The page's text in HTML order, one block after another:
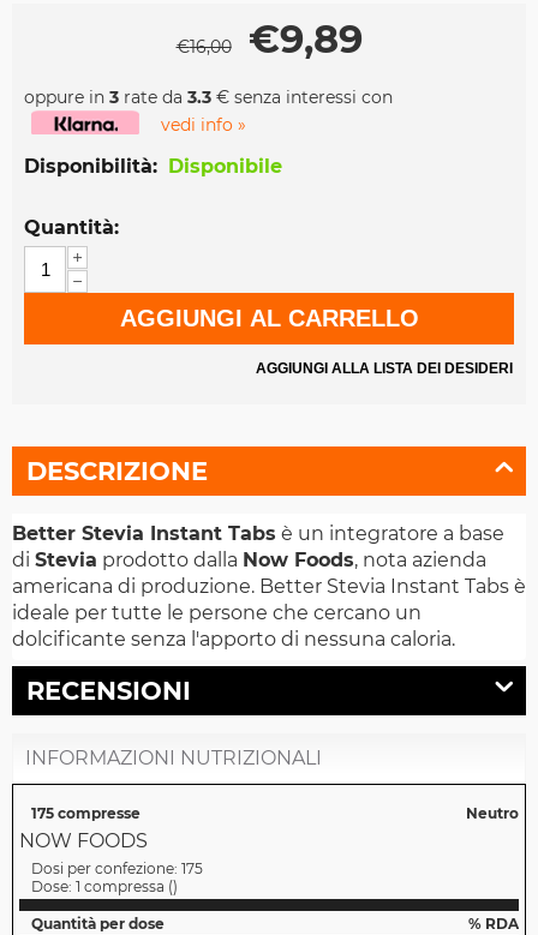
€16,00 €9,89
oppure in 3 rate da 3.3 € senza interessi con
vedi info »
Disponibilità: Disponibile
Quantità:
+
−
AGGIUNGI AL CARRELLO
AGGIUNGI ALLA LISTA DEI DESIDERI
DESCRIZIONE
Better Stevia Instant Tabs è un integratore a base
di Stevia prodotto dalla Now Foods, nota azienda
americana di produzione. Better Stevia Instant Tabs è
ideale per tutte le persone che cercano un
dolcificante senza l'apporto di nessuna caloria.
RECENSIONI
INFORMAZIONI NUTRIZIONALI
175 compresse Neutro
NOW FOODS
Dosi per confezione: 175
Dose: 1 compressa ()
Quantità per dose
% RDA